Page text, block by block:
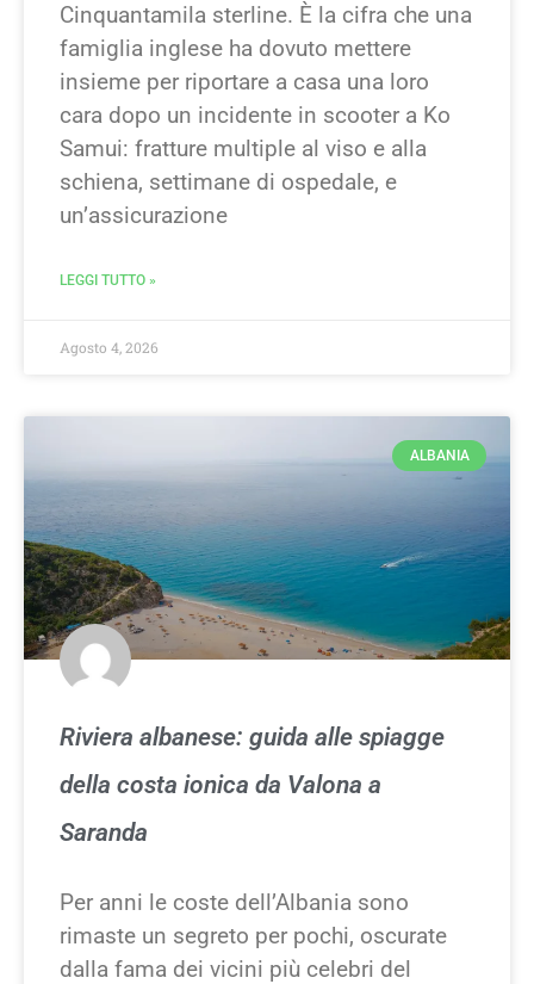
Cinquantamila sterline. È la cifra che una
famiglia inglese ha dovuto mettere
insieme per riportare a casa una loro
cara dopo un incidente in scooter a Ko
Samui: fratture multiple al viso e alla
schiena, settimane di ospedale, e
un’assicurazione
LEGGI TUTTO »
Agosto 4, 2026
ALBANIA
Riviera albanese: guida alle spiagge
della costa ionica da Valona a
Saranda
Per anni le coste dell’Albania sono
rimaste un segreto per pochi, oscurate
dalla fama dei vicini più celebri del